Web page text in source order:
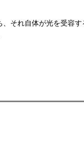
それ自体が光を受容